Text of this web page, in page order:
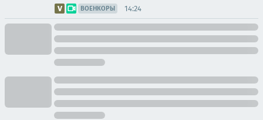
ВОЕНКОРЫ 14:24